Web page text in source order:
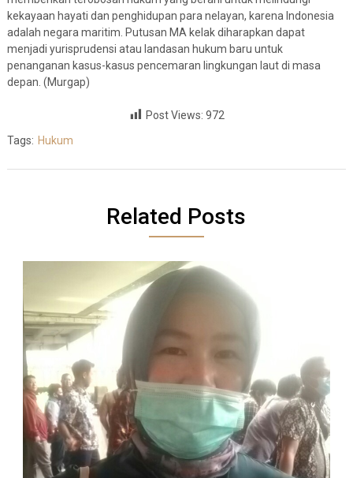
kekayaan hayati dan penghidupan para nelayan, karena Indonesia
adalah negara maritim. Putusan MA kelak diharapkan dapat
menjadi yurisprudensi atau landasan hukum baru untuk
penanganan kasus-kasus pencemaran lingkungan laut di masa
depan. (Murgap)
Post Views: 972
Tags: Hukum
Related Posts